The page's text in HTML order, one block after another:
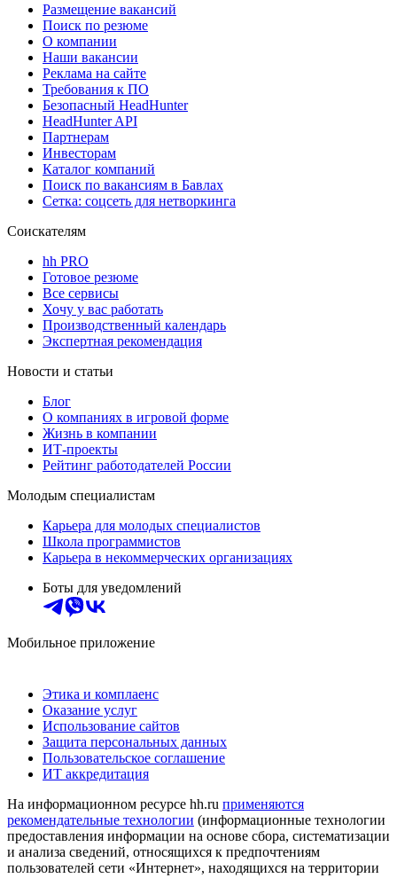
Размещение вакансий
Поиск по резюме
О компании
Наши вакансии
Реклама на сайте
Требования к ПО
Безопасный HeadHunter
HeadHunter API
Партнерам
Инвесторам
Каталог компаний
Поиск по вакансиям в Бавлах
Сетка: соцсеть для нетворкинга
Соискателям
hh PRO
Готовое резюме
Все сервисы
Хочу у вас работать
Производственный календарь
Экспертная рекомендация
Новости и статьи
Блог
О компаниях в игровой форме
Жизнь в компании
ИТ-проекты
Рейтинг работодателей России
Молодым специалистам
Карьера для молодых специалистов
Школа программистов
Карьера в некоммерческих организациях
Боты для уведомлений
Мобильное приложение
Этика и комплаенс
Оказание услуг
Использование сайтов
Защита персональных данных
Пользовательское соглашение
ИТ аккредитация
На информационном ресурсе hh.ru применяются
рекомендательные технологии (информационные технологии
предоставления информации на основе сбора, систематизации
и анализа сведений, относящихся к предпочтениям
пользователей сети «Интернет», находящихся на территории